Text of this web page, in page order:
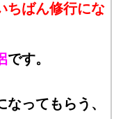
ちばん修行にな
です。
なってもらう、